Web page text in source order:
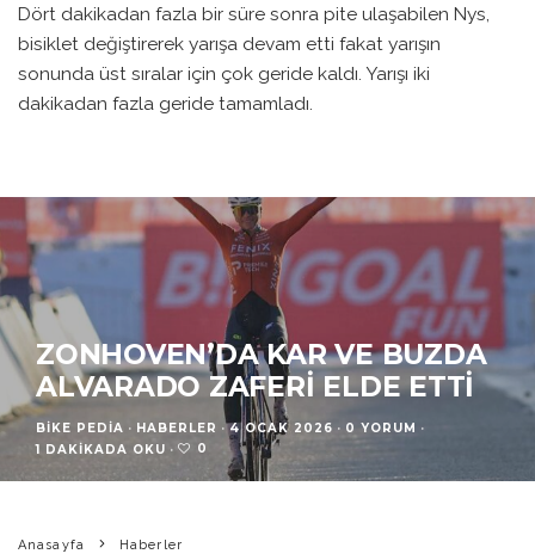
Dört dakikadan fazla bir süre sonra pite ulaşabilen Nys,
bisiklet değiştirerek yarışa devam etti fakat yarışın
sonunda üst sıralar için çok geride kaldı. Yarışı iki
dakikadan fazla geride tamamladı.
ZONHOVEN’DA KAR VE BUZDA
ALVARADO ZAFERI ELDE ETTI
BIKE PEDIA · HABERLER · 4 OCAK 2026 · 0 YORUM ·
1 DAKIKADA OKU · 0
Anasayfa Haberler